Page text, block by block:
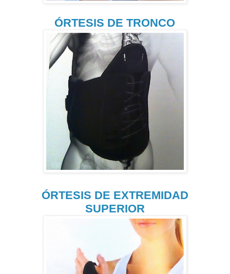
ÓRTESIS DE TRONCO
ÓRTESIS DE EXTREMIDAD
SUPERIOR